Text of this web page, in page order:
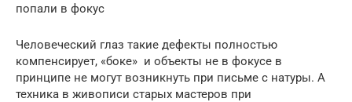
попали в фокус
Человеческий глаз такие дефекты полностью
компенсирует, «боке» и объекты не в фокусе в
принципе не могут возникнуть при письме с натуры. А
техника в живописи старых мастеров при